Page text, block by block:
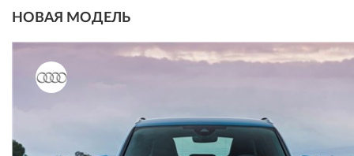
НОВАЯ МОДЕЛЬ